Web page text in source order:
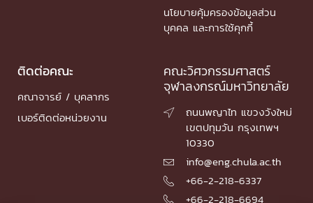
นโยบายคุ้มครองข้อมูลส่วน
บุคคล และการใช้คุกกี้
ติดต่อคณะ
คณาจารย์ / บุคลากร
เบอร์ติดต่อหน่วยงาน
คณะวิศวกรรมศาสตร์
จุฬาลงกรณ์มหาวิทยาลัย

ถนนพญาไท แขวงวังใหม่
เขตปทุมวัน กรุงเทพฯ
10330
 info@eng.chula.ac.th
 +66-2-218-6337
 +66-2-218-6694